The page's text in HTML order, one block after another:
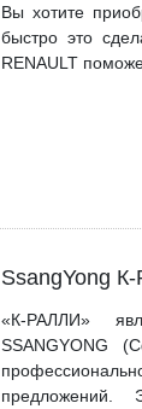
Вы хотите
быстро это
RENAULT
SsangYong
«К-РАЛЛИ»
SSANGYONG
предложений.